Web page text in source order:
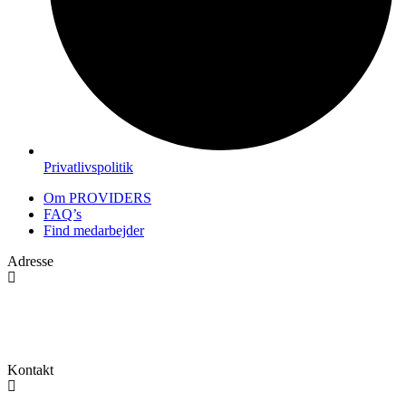
Privatlivspolitik
Om PROVIDERS
FAQ’s
Find medarbejder
Adresse
Kontakt